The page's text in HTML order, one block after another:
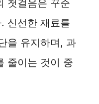
첫걸음은 꾸준
신선한 재료를
을 유지하며, 과
줄이는 것이 중